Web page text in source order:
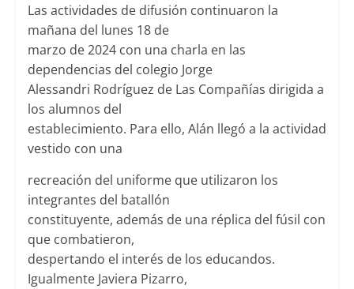
Las actividades de difusión continuaron la
mañana del lunes 18 de
marzo de 2024 con una charla en las
dependencias del colegio Jorge
Alessandri Rodríguez de Las Compañías dirigida a
los alumnos del
establecimiento. Para ello, Alán llegó a la actividad
vestido con una
recreación del uniforme que utilizaron los
integrantes del batallón
constituyente, además de una réplica del fúsil con
que combatieron,
despertando el interés de los educandos.
Igualmente Javiera Pizarro,